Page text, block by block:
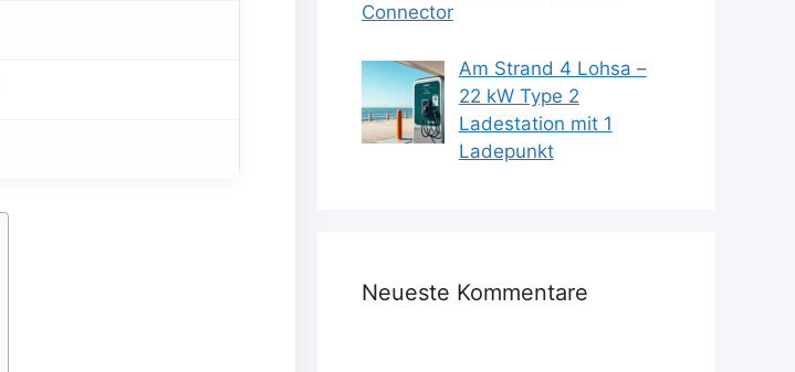
Connector
Am Strand 4 Lohsa –
22 kW Type 2
Ladestation mit 1
Ladepunkt
Neueste Kommentare